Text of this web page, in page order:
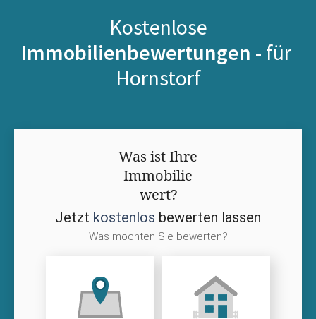
Kostenlose
Immobilienbewertungen - für
Hornstorf
Was ist Ihre
Immobilie
wert?
Jetzt kostenlos bewerten lassen
Was möchten Sie bewerten?